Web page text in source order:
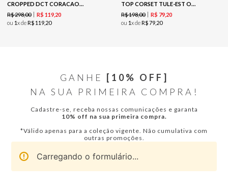
CROPPED DCT CORACAO - LAZULI
R$298,00 R$ 119 20
ou 1x deR$ 119 20
TOP CORSET TULE-EST ONDULADO OVERSIZED
R$198,00 R$ 79 20
ou 1x deR$79 20
GANHE
[10% OFF]
NA SUA PRIMEIRA COMPRA!
Cadastre-se, receba nossas comunicações e garanta
10% off na sua primeira compra.
*Válido apenas para a coleção vigente. Não cumulativa com
outras promoções.
Carregando o formulário...